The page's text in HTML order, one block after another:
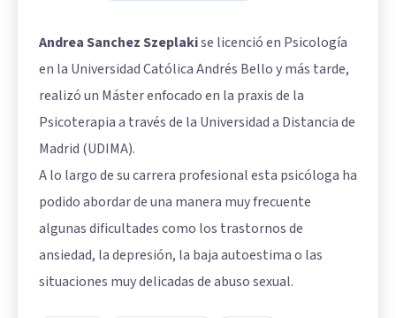
Andrea Sanchez Szeplakise licenció en Psicología
en la Universidad Católica Andrés Bello y más tarde,
realizó un Máster enfocado en la praxis de la
Psicoterapia a través de la Universidad a Distancia de
Madrid (UDIMA).
A lo largo de su carrera profesional esta psicóloga ha
podido abordar de una manera muy frecuente
algunas dificultades como los trastornos de
ansiedad, la depresión, la baja autoestima o las
situaciones muy delicadas de abuso sexual.